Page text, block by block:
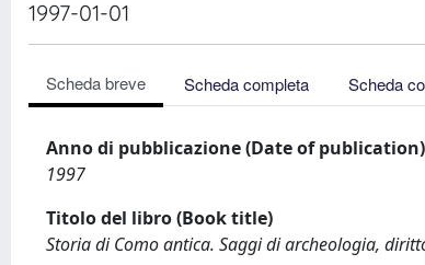
1997-01-01
Scheda breve Scheda completa Scheda
Anno di pubblicazione (Date of publication)
1997
Titolo del libro (Book title)
Storia di Como antica. Saggi di archeologia,